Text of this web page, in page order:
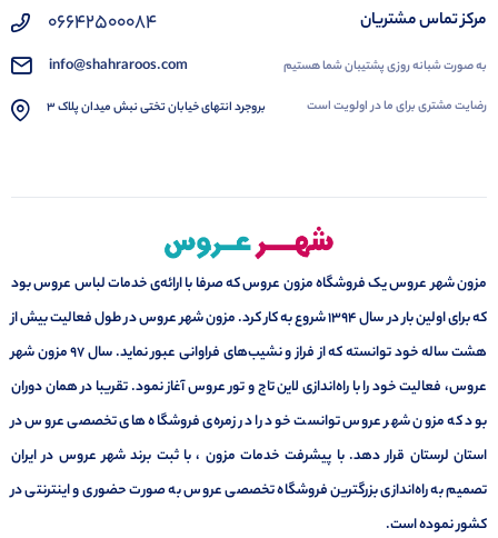
مرکز تماس مشتریان
به صورت شبانه روزی پشتیبان شما هستیم
رضایت مشتری برای ما در اولویت است
۰۶۶۴۲۵۰۰۰۸۴
info@shahraroos.com
بروجرد انتهای خیابان تختی نبش میدان پلاک 3
مزون شهر عروس یک فروشگاه مزون عروس که صرفا با ارائه‌ی خدمات لباس عروس بود
که برای اولین بار در سال 1394 شروع به کار کرد. مزون شهر عروس در طول فعالیت بیش از
هشت ساله خود توانسته که از فراز و نشیب‌های فراوانی عبور نماید. سال ۹۷ مزون شهر
عروس، فعالیت خود را با راه‌اندازی لاین تاج و تور عروس آغاز نمود. تقریبا در همان دوران
بود که مزون شهر عروس توانست خود را در زمره‌ی فروشگاه های تخصصی عروس در
استان لرستان قرار دهد. با پیشرفت خدمات مزون ، با ثبت برند شهر عروس در ایران
تصمیم به راه‌اندازی بزرگترین فروشگاه تخصصی عروس به صورت حضوری و اینترنتی در
کشور نموده است.